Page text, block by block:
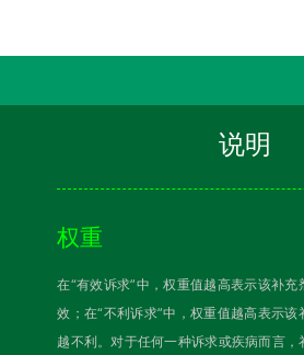
说明
权重
在“有效诉求”中，权重值越高表示该补
效；在“不利诉求”中，权重值越高表示
越不利。对于任何一种诉求或疾病而言